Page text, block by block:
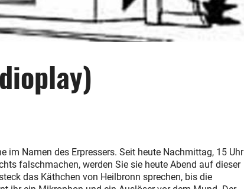
im Namen des Erpressers. Seit heute Nachmittag, 15 Uhr
falschmachen, werden Sie sie heute Abend auf dieser
das Käthchen von Heilbronn sprechen, bis die